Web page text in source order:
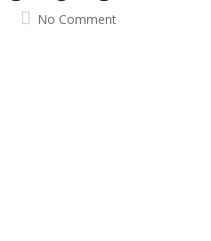
No Comment